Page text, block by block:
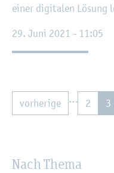
einer di­gi­ta­len Lö­sung
29. Juni 2021 - 11:05
vor­he­ri­ge … 2 3
Nach Thema